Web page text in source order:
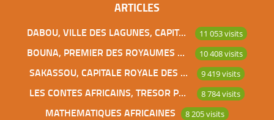
ARTICLES
DABOU, VILLE DES LAGUNES, CAPITALE DES ADJOUKROU 11 053 visits
BOUNA, PREMIER DES ROYAUMES DE CÔTE D’IVOIRE 10 408 visits
SAKASSOU, CAPITALE ROYALE DES BAOULES 9 419 visits
LES CONTES AFRICAINS, TRESOR POUR L’HUMANITE 8 784 visits
MATHEMATIQUES AFRICAINES 8 205 visits